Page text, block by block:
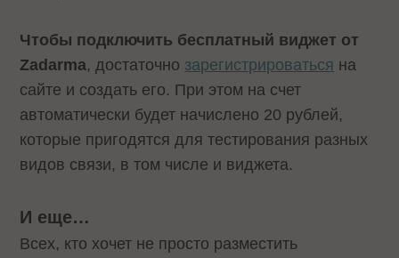
Чтобы подключить бесплатный виджет от
Zadarma, достаточно зарегистрироваться на
сайте и создать его. При этом на счет
автоматически будет начислено 20 рублей,
которые пригодятся для тестирования разных
видов связи, в том числе и виджета.
И еще…
Всех, кто хочет не просто разместить